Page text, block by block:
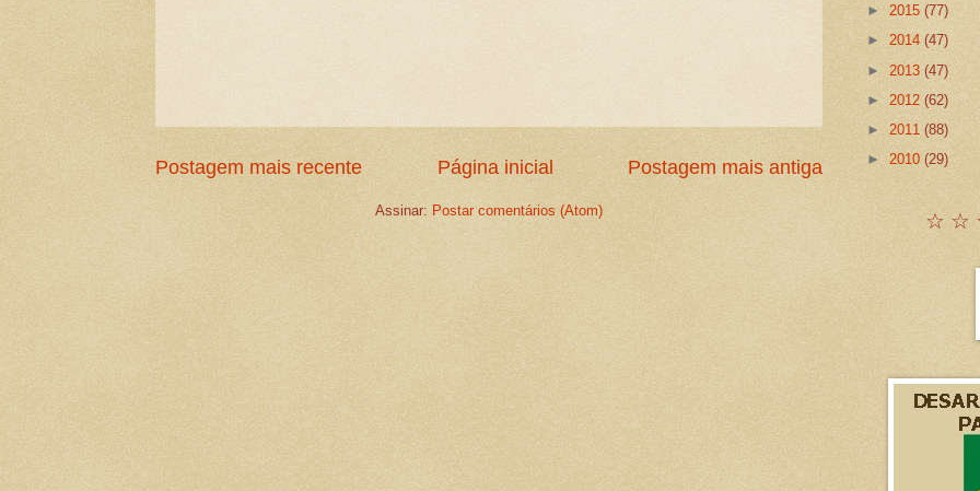
Postagem mais recente Postagem mais antiga
Página inicial
Assinar: Postar comentários (Atom)
► 2015 (77)
► 2014 (47)
► 2013 (47)
► 2012 (62)
► 2011 (88)
► 2010 (29)
☆ ☆